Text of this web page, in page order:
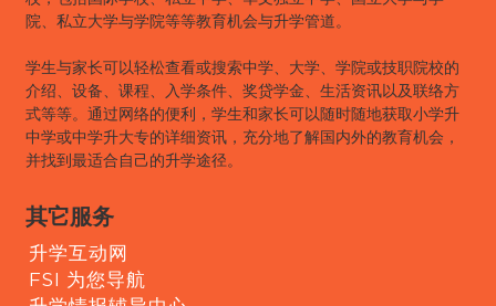
院、私立大学与学院等等教育机会与升学管道。
学生与家长可以轻松查看或搜索中学、大学、学院或技职院校的
介绍、设备、课程、入学条件、奖贷学金、生活资讯以及联络方
式等等。通过网络的便利，学生和家长可以随时随地获取小学升
中学或中学升大专的详细资讯，充分地了解国内外的教育机会，
并找到最适合自己的升学途径。
其它服务
升学互动网
FSI 为您导航